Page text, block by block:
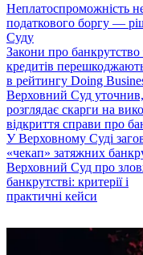
Неплатоспроможність
податкового боргу —
Суду
Закони про банкрутство
кредитів
в рейтингу Doing
Верховний Суд
розглядає скарги на
відкриття справи про
У Верховному Суді
«чекап» затяжних
Верховний Суд про
банкрутстві: критерії і
практичні кейси